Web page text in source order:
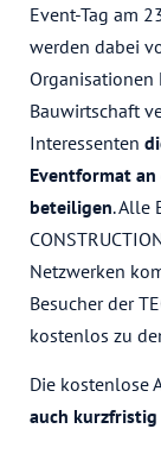
Event-Tag am
werden dabei
Bauwirtschaft
Interessenten
Eventformat an
beteiligen. Alle
Netzwerken
Besucher der
kostenlos zu
Die kostenlose
auch kurzfristig